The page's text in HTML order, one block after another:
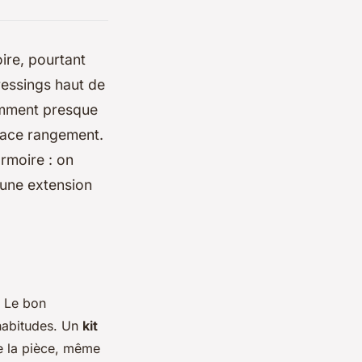
pourtant
haut de
presque
rangement.
: on
extension
Le bon
Un kit
la pièce, même